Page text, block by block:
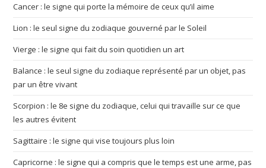
Cancer : le signe qui porte la mémoire de ceux qu’il aime
Lion : le seul signe du zodiaque gouverné par le Soleil
Vierge : le signe qui fait du soin quotidien un art
Balance : le seul signe du zodiaque représenté par un objet, pas
par un être vivant
Scorpion : le 8e signe du zodiaque, celui qui travaille sur ce que
les autres évitent
Sagittaire : le signe qui vise toujours plus loin
Capricorne : le signe qui a compris que le temps est une arme, pas